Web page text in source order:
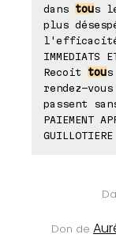
dans tous
plus
l'efficacité
IMMEDIATS
Recoit tou
rendez-
passent
PAIEMENT
Don de